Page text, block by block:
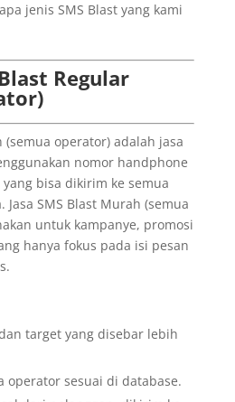
jenis SMS Blast yang kami
Regular
(semua operator) adalah jasa
nomor handphone
bisa dikirim ke semua
SMS Blast Murah (semua
untuk kampanye, promosi
hanya fokus pada isi pesan
target yang disebar lebih
operator sesuai di database.